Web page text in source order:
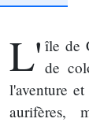
L' île de
de
l'aventure
aurifères,